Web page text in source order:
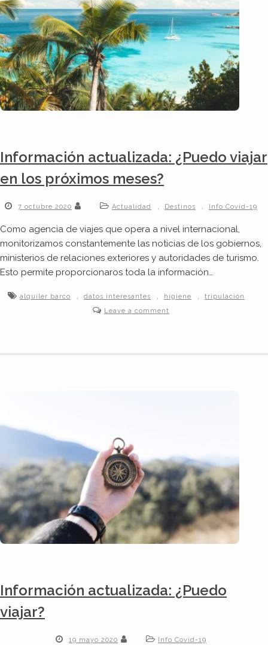
Información actualizada: ¿Puedo viajar
en los próximos meses?
7 octubre 2020 Actualidad , Destinos , Info Covid-19
Como agencia de viajes que opera a nivel internacional,
monitorizamos constantemente las noticias de los gobiernos,
ministerios de relaciones exteriores y autoridades de turismo.
Esto permite proporcionaros toda la información…
alquiler barco , datos interesantes , higiene ,
tripulación
Leave a comment
Información actualizada: ¿Puedo
viajar?
19 mayo 2020 Info Covid-19